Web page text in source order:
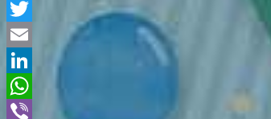
Facebook
Twitter
Email
LinkedIn
WhatsApp